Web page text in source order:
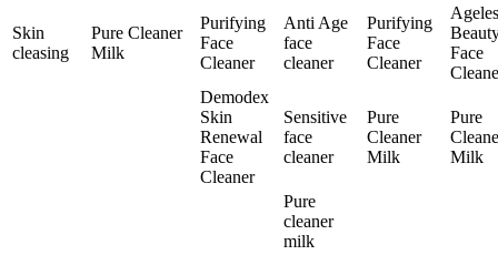
Skin
cleasing
Pure Cleaner
Milk
Purifying
Face
Cleaner
Anti Age
face
cleaner
Purifying
Face
Cleaner
Face
Demodex
Skin
Renewal
Face
Cleaner
Sensitive
face
cleaner
Pure
Cleaner
Milk
Pure
Milk
Pure
cleaner
milk